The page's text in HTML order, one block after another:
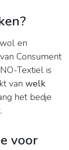
en
Consument
Textiel is
van welk
het bedje
voor